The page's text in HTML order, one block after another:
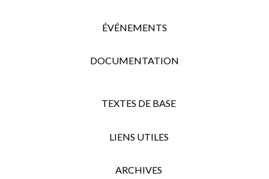
ÉVÉNEMENTS
DOCUMENTATION
TEXTES DE BASE
LIENS UTILES
ARCHIVES